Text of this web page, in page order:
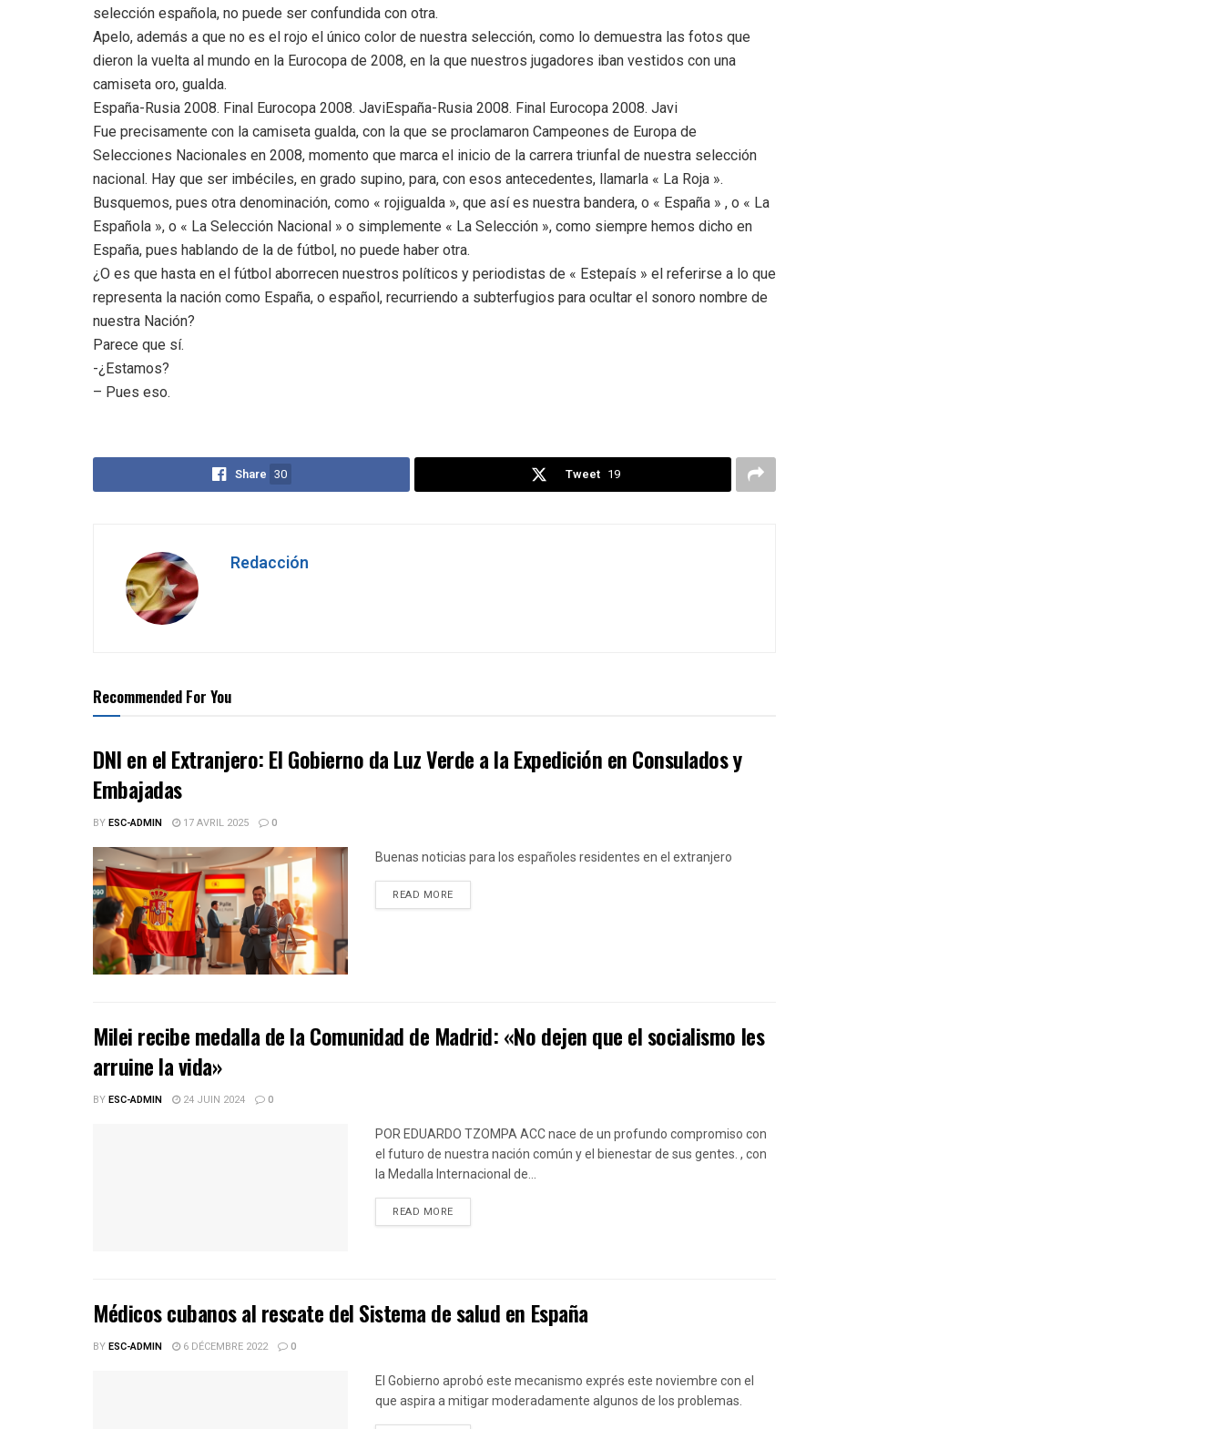
selección española, no puede ser confundida con otra.
Apelo, además a que no es el rojo el único color de nuestra selección, como lo demuestra las fotos que
dieron la vuelta al mundo en la Eurocopa de 2008, en la que nuestros jugadores iban vestidos con una
camiseta oro, gualda.
España-Rusia 2008. Final Eurocopa 2008. JaviEspaña-Rusia 2008. Final Eurocopa 2008. Javi
Fue precisamente con la camiseta gualda, con la que se proclamaron Campeones de Europa de
Selecciones Nacionales en 2008, momento que marca el inicio de la carrera triunfal de nuestra selección
nacional. Hay que ser imbéciles, en grado supino, para, con esos antecedentes, llamarla « La Roja ».
Busquemos, pues otra denominación, como « rojigualda », que así es nuestra bandera, o « España » , o « La
Española », o « La Selección Nacional » o simplemente « La Selección », como siempre hemos dicho en
España, pues hablando de la de fútbol, no puede haber otra.
¿O es que hasta en el fútbol aborrecen nuestros políticos y periodistas de « Estepaís » el referirse a lo que
representa la nación como España, o español, recurriendo a subterfugios para ocultar el sonoro nombre de
nuestra Nación?
Parece que sí.
-¿Estamos?
– Pues eso.
Share 30 Tweet 19
Redacción
Recommended For You
DNI en el Extranjero: El Gobierno da Luz Verde a la Expedición en Consulados y
Embajadas
BYESC-ADMIN 17 AVRIL 2025 0
Buenas noticias para los españoles residentes en el extranjero
READ MOREDETAILS
Milei recibe medalla de la Comunidad de Madrid: «No dejen que el socialismo les
arruine la vida»
BYESC-ADMIN 24 JUIN 2024 0
POR EDUARDO TZOMPA ACC nace de un profundo compromiso con
el futuro de nuestra nación común y el bienestar de sus gentes. , con
la Medalla Internacional de...
READ MOREDETAILS
Médicos cubanos al rescate del Sistema de salud en España
BYESC-ADMIN 6 DÉCEMBRE 2022 0
El Gobierno aprobó este mecanismo exprés este noviembre con el
que aspira a mitigar moderadamente algunos de los problemas.